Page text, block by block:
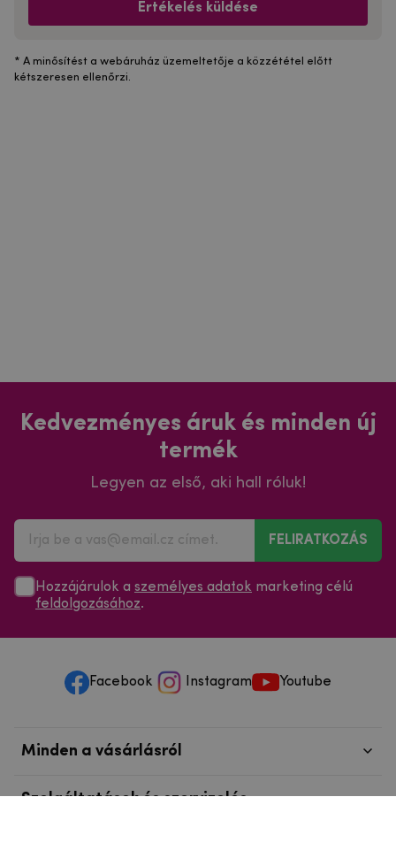
Értékelés küldése
* A minősítést a webáruház üzemeltetője a közzététel előtt
kétszeresen ellenőrzi.
Kedvezményes áruk és minden új
termék
Legyen az első, aki hall róluk!
FELIRATKOZÁS
Hozzájárulok a személyes adatok marketing célú
feldolgozásához.
Facebook Instagram Youtube
Minden a vásárlásról
Szolgáltatások és szervizelés